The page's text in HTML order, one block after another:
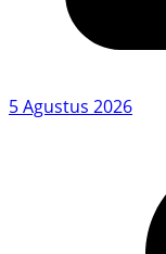
5 Agustus 2026